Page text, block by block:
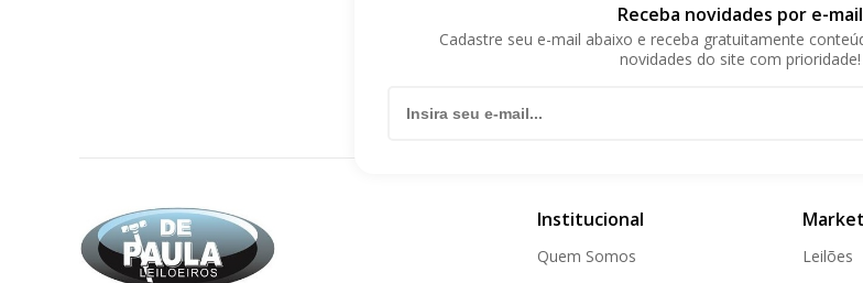
Receba novidades por e-mail
Cadastre seu e-mail abaixo e receba gratuitamente
novidades do site com prioridade!
Institucional
Quem Somos
Leilões